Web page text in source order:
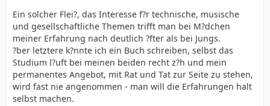
Ein solcher Flei?, das Interesse f?r technische, musische
und gesellschaftliche Themen trifft man bei M?dchen
meiner Erfahrung nach deutlich ?fter als bei Jungs.
?ber letztere k?nnte ich ein Buch schreiben, selbst das
Studium l?uft bei meinen beiden recht z?h und mein
permanentes Angebot, mit Rat und Tat zur Seite zu stehen,
wird fast nie angenommen - man will die Erfahrungen halt
selbst machen.